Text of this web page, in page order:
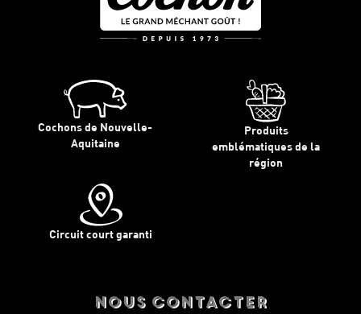
Cochons de Nouvelle-
Aquitaine
Produits
emblématiques de la
région
Circuit court garanti
nous contacter